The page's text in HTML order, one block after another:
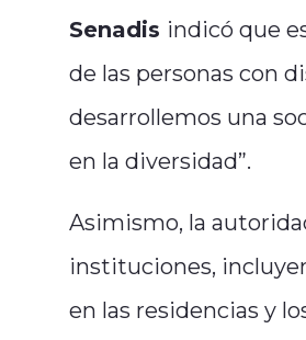
Senadis indicó que
de las personas con
desarrollemos una
en la diversidad”.
Asimismo, la
instituciones,
en las residencias y